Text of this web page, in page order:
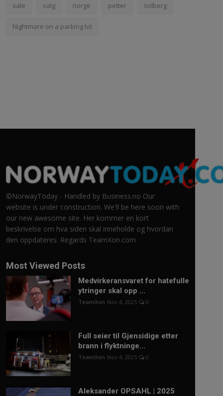
sale salg norge petter solberg
Nightmare on a parking lot
©NorwayToday - Handled by Business.no Our
website is under construction. We'll be here soon with
our new awesome site. Her kommer en kort
beskrivelse om hva siden skal inneholde og hvordan
den oppdateres. Regards TeamXon.com
Most Viewed Posts
Medvirkeransvaret for hatefulle
ytringer skal opp ...
TeamXon Nov 4, 2025 0
Full seier til Gjensidige etter
brann i flyktninge...
TeamXon Nov 4, 2025 0
Aleksander OPSAHL | 2025